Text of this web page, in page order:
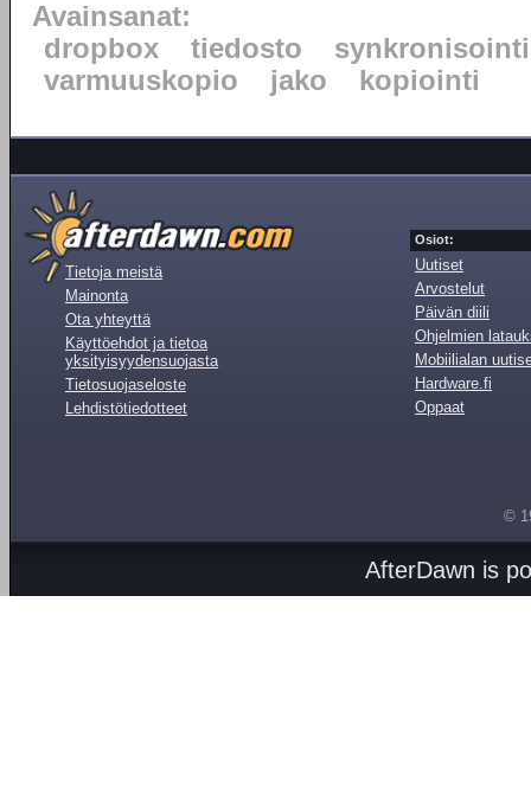
Avainsanat:
dropbox
tiedosto
synkronisointi
varmuuskopio
jako kopiointi
Tietoja meistä
Mainonta
Ota yhteyttä
Käyttöehdot ja tietoa
yksityisyydensuojasta
Tietosuojaseloste
Lehdistötiedotteet
Osiot:
Uutiset
Arvostelut
Päivän diili
Ohjelmien
Mobiilialan
Hardware.fi
Oppaat
©
AfterDawn is